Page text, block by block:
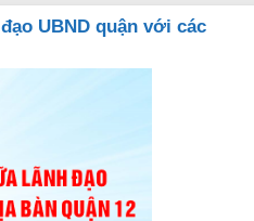
UBND quận với các